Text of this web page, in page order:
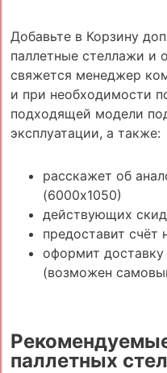
Добавьте в Корзину
паллетные стеллажи и
свяжется менеджер
и при необходимости
подходящей модели
эксплуатации, а также:
расскажет об
(6000х1050)
действующих
предоставит счёт
оформит доставку
(возможен
паллетных